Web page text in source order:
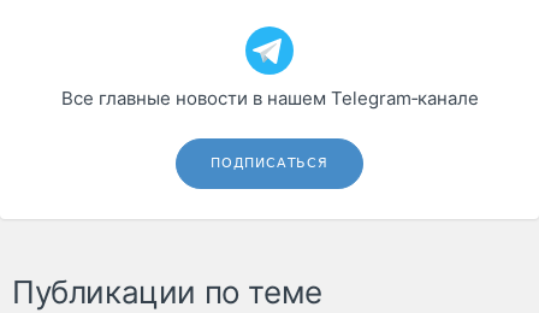
Все главные новости в нашем Telegram‑канале
ПОДПИСАТЬСЯ
Публикации по теме